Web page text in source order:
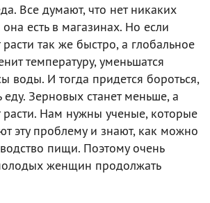
Все думают, что нет никаких
есть в магазинах. Но если
так же быстро, а глобальное
температуру, уменьшатся
воды. И тогда придется бороться,
еду. Зерновых станет меньше, а
расти. Нам нужны ученые, которые
эту проблему и знают, как можно
пищи. Поэтому очень
женщин продолжать